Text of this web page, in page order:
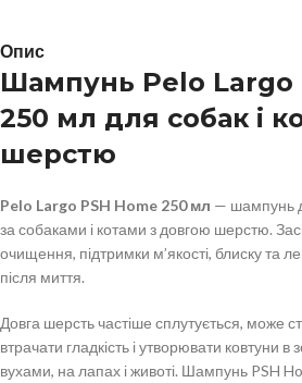
Опис
Шампунь Pelo Largo
250 мл для собак і
шерстю
Pelo Largo PSH Home 250 мл — шампунь
за собаками і котами з довгою шерстю.
очищення, підтримки м’якості, блиску та
після миття.
Довга шерсть частіше сплутується, може
втрачати гладкість і утворювати ковтуни в
вухами, на лапах і животі. Шампунь PSH